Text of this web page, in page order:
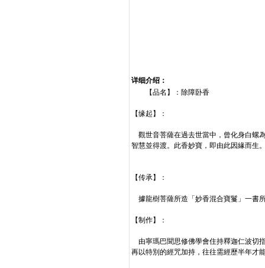
详细介绍：
【品名】：除障卧香
【缘起】：
觀世音菩薩在過去世當中，曾化身白螺
智慧並得渡。此香妙寶，即由此因緣而生
【传承】：
據龍樹菩薩所造「妙香混合寶鬘」一書
【制作】：
由寧瑪巴聞思修佛學會住持釋迦仁波切
再以特別的經咒加持，往往需經歷半年才